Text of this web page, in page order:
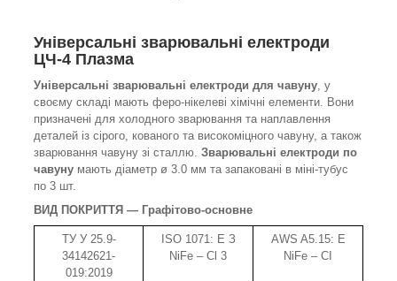
Універсальні зварювальні електроди
ЦЧ-4 Плазма
Універсальні зварювальні електроди для чавуну, у
своєму складі мають феро-нікелеві хімічні елементи. Вони
призначені для холодного зварювання та наплавлення
деталей із сірого, кованого та високоміцного чавуну, а також
зварювання чавуну зі сталлю. Зварювальні електроди по
чавуну мають діаметр ø 3.0 мм та запаковані в міні-тубус
по 3 шт.
ВИД ПОКРИТТЯ — Графітово-основне
ТУ У 25.9-
34142621-
019:2019
ISO 1071: E З
NiFe – Cl 3
AWS A5.15: E
NiFe – CI